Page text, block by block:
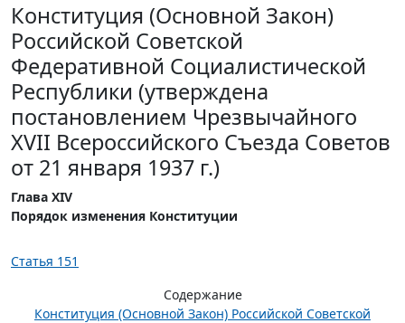
Конституция (Основной Закон)
Российской Советской
Федеративной Социалистической
Республики (утверждена
постановлением Чрезвычайного
XVII Всероссийского Съезда Советов
от 21 января 1937 г.)
Глава XIV
Порядок изменения Конституции
Статья 151
Содержание
Конституция (Основной Закон) Российской Советской